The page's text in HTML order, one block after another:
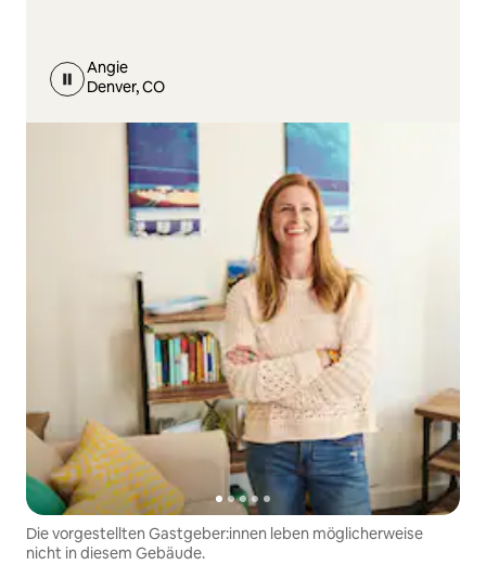
Angie
Denver, CO
Die vorgestellten Gastgeber:innen leben möglicherweise
nicht in diesem Gebäude.